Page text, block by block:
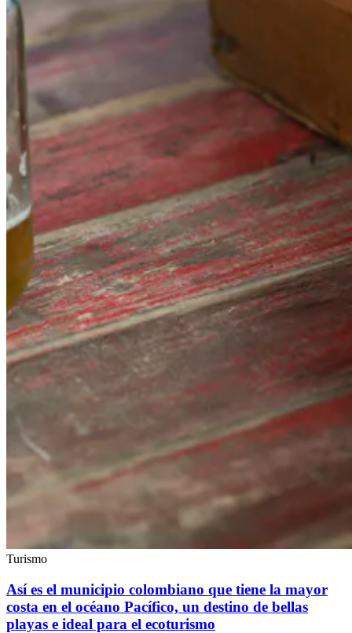
Turismo
Así es el municipio colombiano que tiene la mayor
costa en el océano Pacífico, un destino de bellas
playas e ideal para el ecoturismo